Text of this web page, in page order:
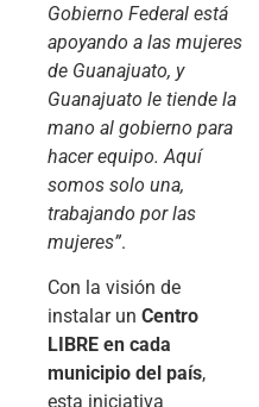
Gobierno Federal está
apoyando a las mujeres
de Guanajuato, y
Guanajuato le tiende la
mano al gobierno para
hacer equipo. Aquí
somos solo una,
trabajando por las
mujeres”.
Con la visión de
instalar un Centro
LIBRE en cada
municipio del país,
esta iniciativa